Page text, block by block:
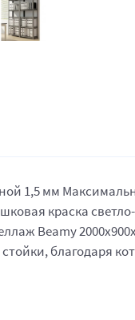
1,5 мм
краска
Beamy
благодаря